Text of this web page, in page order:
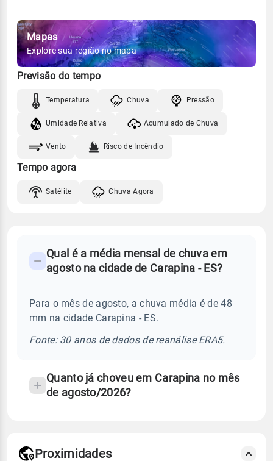
Mapas
Explore sua região no mapa
Previsão do tempo
Temperatura Chuva Pressão
Umidade Relativa Acumulado de Chuva
Vento Risco de Incêndio
Tempo agora
Satélite Chuva Agora
Perguntas
sobre
chuva
Qual é a média mensal de chuva em
agosto na cidade de Carapina - ES?
Para o mês de agosto, a chuva média é de 48
mm na cidade Carapina - ES.
Fonte: 30 anos de dados de reanálise ERA5.
Quanto já choveu em Carapina no mês
de agosto/2026?
Proximidades